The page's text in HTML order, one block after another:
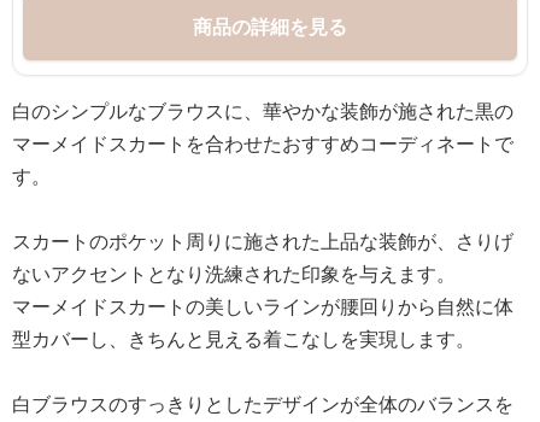
商品の詳細を見る
白のシンプルなブラウスに、華やかな装飾が施された黒の
マーメイドスカートを合わせたおすすめコーディネートで
す。
スカートのポケット周りに施された上品な装飾が、さりげ
ないアクセントとなり洗練された印象を与えます。
マーメイドスカートの美しいラインが腰回りから自然に体
型カバーし、きちんと見える着こなしを実現します。
白ブラウスのすっきりとしたデザインが全体のバランスを